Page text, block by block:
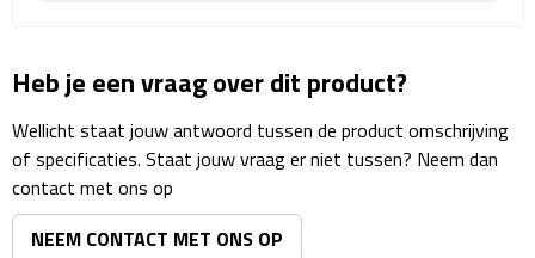
Lunchtassen
Heuptassen
Matrozentassen
Heb je een vraag over dit product?
Wellicht staat jouw antwoord tussen de product omschrijving
of specificaties. Staat jouw vraag er niet tussen? Neem dan
contact met ons op
NEEM CONTACT MET ONS OP